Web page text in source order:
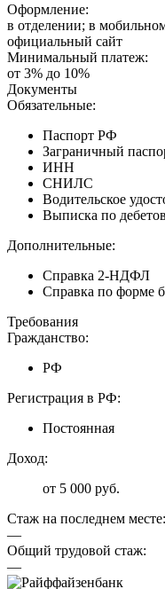
Оформление:
в отделении; в
официальный сайт
Минимальный платеж:
от 3% до 10%
Документы
Обязательные:
Паспорт РФ
Заграничный
ИНН
СНИЛС
Водительское
Выписка по
Дополнительные:
Справка 2-НДФЛ
Справка по форме
Требования
Гражданство:
РФ
Регистрация в РФ:
Постоянная
Доход:
от 5 000 руб.
Стаж на последнем месте:
—
Общий трудовой стаж:
—